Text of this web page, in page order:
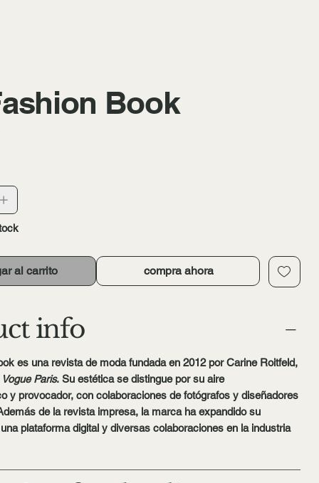
Book
al carrito compra ahora
info
es una revista de moda fundada en 2012 porCarine Roitfeld,
Vogue Paris. Su estética se distingue por su aire
y provocador, con colaboraciones de fotógrafos y diseñadores
de la revista impresa, la marca ha expandido su
plataforma digital y diversas colaboraciones en la industria